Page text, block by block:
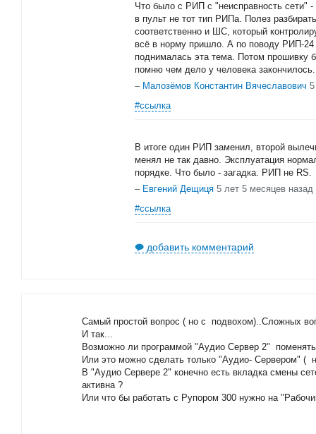
Что было с РИП с "неисправность сети"
в пульт не тот тип РИПа. Полез
соответственно и ШС, который
всё в норму пришло. А по поводу РИП-24
поднималась эта тема. Потом прошивку
помню чем дело у человека закончилось.
– Малозёмов Константин Вячеславович
#ссылка
В итоге один РИП заменил, второй
менял не так давно. Эксплуатация
порядке. Что было - загадка. РИП не RS.
– Евгений Дещиця 5 лет 5 месяцев назад
#ссылка
добавить комментарий
Самый простой вопрос ( но с подвохом)..Сложных
И так...
Возможно ли программой "Аудио Сервер 2"
Или это можно сделать только "Аудио- Сервером" (
В "Аудио Сервере 2" конечно есть вкладка смены
активна ?
Или что бы работать с Рупором 300 нужно на